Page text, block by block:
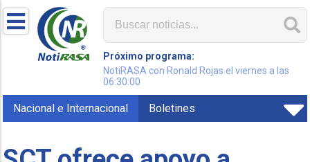
Próximo programa:
NotiRASA con Ronald Rojas el viernes a las
06:30:00
Nacional e Internacional Boletines